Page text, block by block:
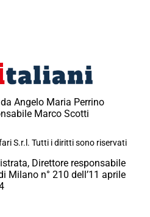
Angelo Maria Perrino
Marco Scotti
S.r.l. Tutti i diritti sono riservati
Direttore responsabile
Milano n° 210 dell’11 aprile